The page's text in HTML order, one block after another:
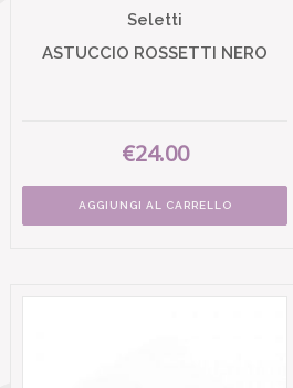
Seletti
ASTUCCIO ROSSETTI NERO
€24.00
AGGIUNGI AL CARRELLO